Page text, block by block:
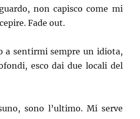
non capisco come mi
Fade out.
a sentirmi sempre un idiota,
esco dai due locali del
sono l’ultimo. Mi serve